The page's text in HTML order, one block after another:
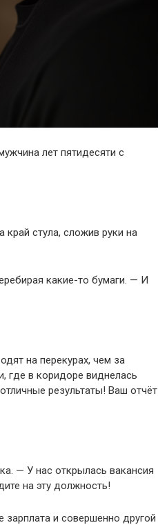
лет пятидесяти с
стула, сложив руки на
какие-то бумаги. — И
на перекурах, чем за
где в коридоре виднелась
результаты! Ваш отчёт
— У нас открылась вакансия
на эту должность!
и совершенно другой